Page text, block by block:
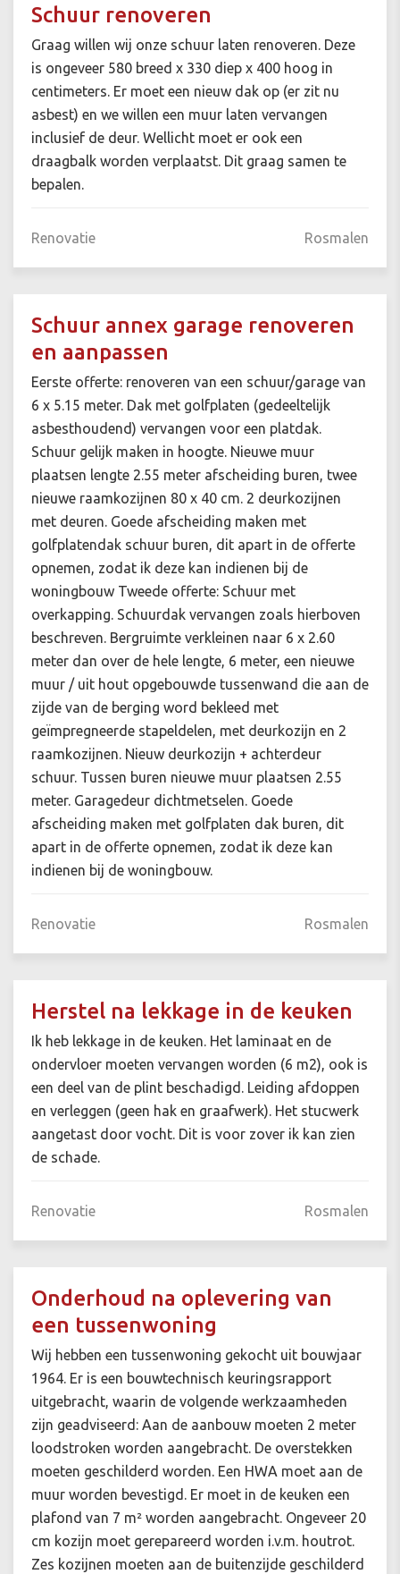
Schuur renoveren
Graag willen wij onze schuur laten renoveren. Deze
is ongeveer 580 breed x 330 diep x 400 hoog in
centimeters. Er moet een nieuw dak op (er zit nu
asbest) en we willen een muur laten vervangen
inclusief de deur. Wellicht moet er ook een
draagbalk worden verplaatst. Dit graag samen te
bepalen.
Renovatie Rosmalen
Schuur annex garage renoveren
en aanpassen
Eerste offerte: renoveren van een schuur/garage van
6 x 5.15 meter. Dak met golfplaten (gedeeltelijk
asbesthoudend) vervangen voor een platdak.
Schuur gelijk maken in hoogte. Nieuwe muur
plaatsen lengte 2.55 meter afscheiding buren, twee
nieuwe raamkozijnen 80 x 40 cm. 2 deurkozijnen
met deuren. Goede afscheiding maken met
golfplatendak schuur buren, dit apart in de offerte
opnemen, zodat ik deze kan indienen bij de
woningbouw Tweede offerte: Schuur met
overkapping. Schuurdak vervangen zoals hierboven
beschreven. Bergruimte verkleinen naar 6 x 2.60
meter dan over de hele lengte, 6 meter, een nieuwe
muur / uit hout opgebouwde tussenwand die aan de
zijde van de berging word bekleed met
geïmpregneerde stapeldelen, met deurkozijn en 2
raamkozijnen. Nieuw deurkozijn + achterdeur
schuur. Tussen buren nieuwe muur plaatsen 2.55
meter. Garagedeur dichtmetselen. Goede
afscheiding maken met golfplaten dak buren, dit
apart in de offerte opnemen, zodat ik deze kan
indienen bij de woningbouw.
Renovatie Rosmalen
Herstel na lekkage in de keuken
Ik heb lekkage in de keuken. Het laminaat en de
ondervloer moeten vervangen worden (6 m2), ook is
een deel van de plint beschadigd. Leiding afdoppen
en verleggen (geen hak en graafwerk). Het stucwerk
aangetast door vocht. Dit is voor zover ik kan zien
de schade.
Renovatie Rosmalen
Onderhoud na oplevering van
een tussenwoning
Wij hebben een tussenwoning gekocht uit bouwjaar
1964. Er is een bouwtechnisch keuringsrapport
uitgebracht, waarin de volgende werkzaamheden
zijn geadviseerd: Aan de aanbouw moeten 2 meter
loodstroken worden aangebracht. De overstekken
moeten geschilderd worden. Een HWA moet aan de
muur worden bevestigd. Er moet in de keuken een
plafond van 7 m² worden aangebracht. Ongeveer 20
cm kozijn moet gerepareerd worden i.v.m. houtrot.
Zes kozijnen moeten aan de buitenzijde geschilderd